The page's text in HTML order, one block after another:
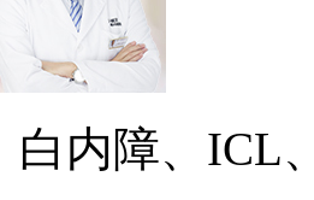
白内障、ICL